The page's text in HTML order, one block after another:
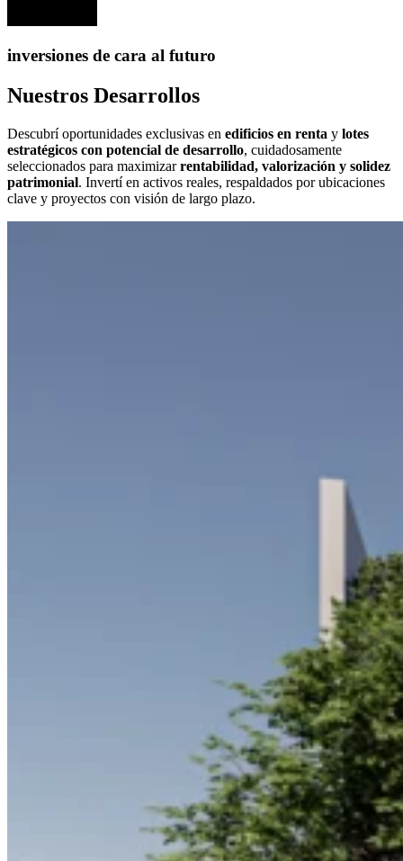
inversiones de cara al futuro
Nuestros Desarrollos
Descubrí oportunidades exclusivas en edificios en renta y lotes
estratégicos con potencial de desarrollo, cuidadosamente
seleccionados para maximizarrentabilidad, valorización y solidez
patrimonial. Invertí en activos reales, respaldados por ubicaciones
clave y proyectos con visión de largo plazo.